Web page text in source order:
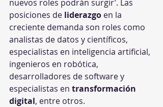
nuevos roles podrán surgir’. Las
posiciones de liderazgo en la
creciente demanda son roles como
analistas de datos y científicos,
especialistas en inteligencia artificial,
ingenieros en robótica,
desarrolladores de software y
especialistas en transformación
digital, entre otros.